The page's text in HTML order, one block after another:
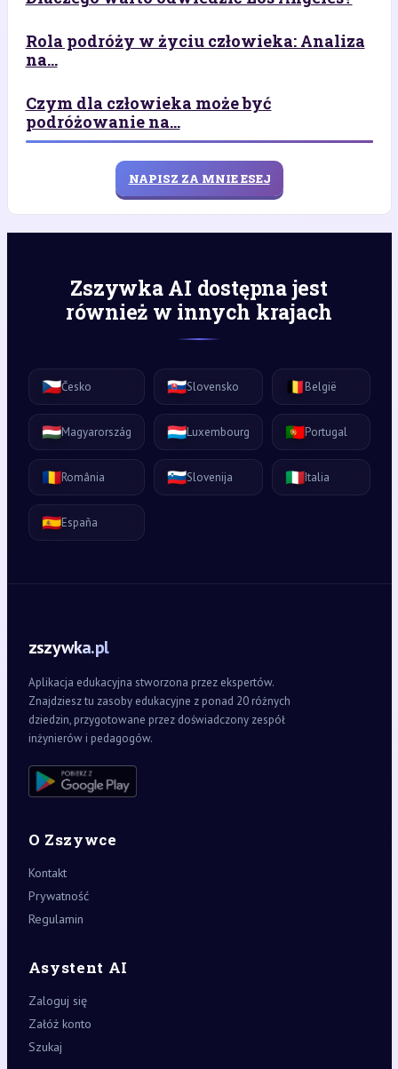
Rola podróży w życiu człowieka: Analiza
na...
Czym dla człowieka może być
podróżowanie na...
NAPISZ ZA MNIE ESEJ
Zszywka AI dostępna jest
również w innych krajach
🇨🇿Česko 🇸🇰Slovensko 🇧🇪België
🇭🇺Magyarország 🇱🇺Luxembourg 🇵🇹Portugal
🇷🇴România 🇸🇮Slovenija 🇮🇹Italia
🇪🇸España
zszywka.pl
Aplikacja edukacyjna stworzona przez ekspertów.
Znajdziesz tu zasoby edukacyjne z ponad 20 różnych
dziedzin, przygotowane przez doświadczony zespół
inżynierów i pedagogów.
O Zszywce
Kontakt
Prywatność
Regulamin
Asystent AI
Zaloguj się
Załóż konto
Szukaj